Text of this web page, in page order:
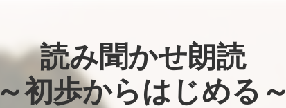
読み聞かせ朗読
～初歩からはじめる～